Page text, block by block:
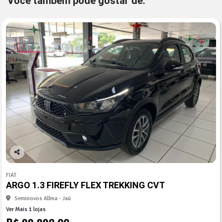
Co
arti
lhe
FIAT
ARGO 1.3 FIREFLY FLEX TREKKING CVT
Seminovos Allma - Jaú
Ver Mais 1 lojas